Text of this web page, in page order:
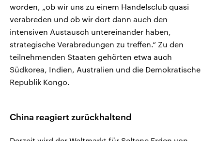
worden, „ob wir uns zu einem Handelsclub quasi
verabreden und ob wir dort dann auch den
intensiven Austausch untereinander haben,
strategische Verabredungen zu treffen.“ Zu den
teilnehmenden Staaten gehörten etwa auch
Südkorea, Indien, ‌Australien und die Demokratische
Republik Kongo.
China reagiert zurückhaltend